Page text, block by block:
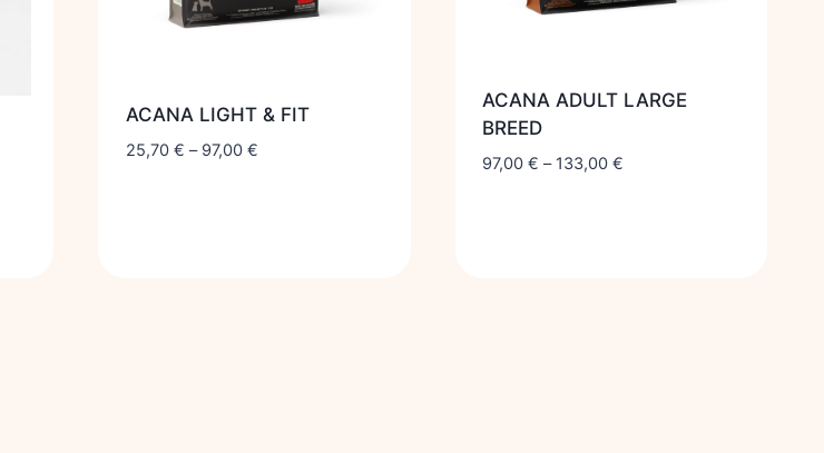
ACANA LIGHT & FIT
25,70 € – 97,00 €
ACANA ADULT LARGE
BREED
97,00 € – 133,00 €